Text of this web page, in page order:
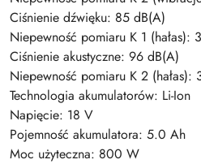
Ciśnienie dźwięku: 85 dB(A)
Niepewność pomiaru K 1 (hałas):
Ciśnienie akustyczne: 96 dB(A)
Niepewność pomiaru K 2 (hałas):
Technologia akumulatorów: Li-Ion
Napięcie: 18 V
Pojemność akumulatora: 5.0 Ah
Moc użyteczna: 800 W